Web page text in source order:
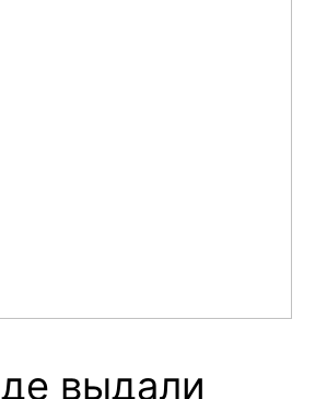
выдали